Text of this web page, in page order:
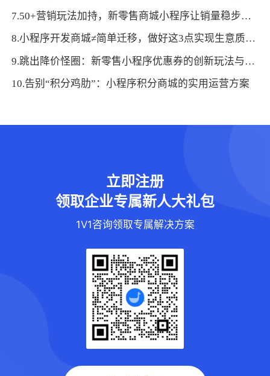
7.50+营销玩法加持，新零售商城小程序让销量稳步攀升
8.小程序开发商城≠简单迁移，做好这3点实现生意质的飞跃
9.跳出降价怪圈：新零售小程序优惠券的创新玩法与增长逻辑
10.告别“积分鸡肋”：小程序积分商城的实用运营方案
立即注册
领取企业专属新人大礼包
1V1咨询领取专属解决方案